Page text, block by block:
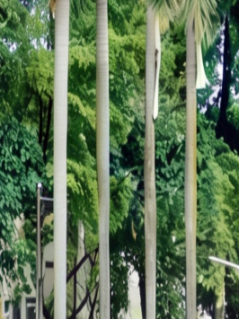
登 录
推荐浏览器： Edge